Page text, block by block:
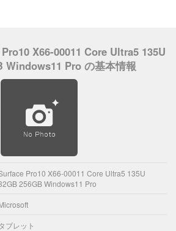
X66-00011 Core Ultra5 135U
Windows11 Pro の基本情報
Pro10 X66-00011 Core Ultra5 135U
256GB Windows11 Pro
タブレット